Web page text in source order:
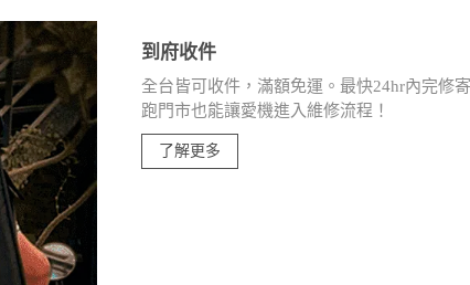
到府收件
全台皆可收件，滿額免運。最快24hr內完修
跑門市也能讓愛機進入維修流程！
了解更多